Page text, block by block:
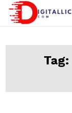
Skip
Information
Tag: